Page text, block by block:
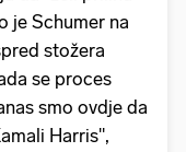
je Schumer na
stožera
se proces
smo ovdje da
Harris",